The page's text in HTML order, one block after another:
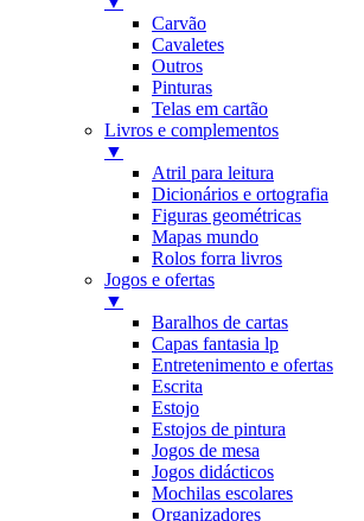
Carvão
Cavaletes
Outros
Pinturas
Telas em cartão
Livros e complementos
▼
Atril para leitura
Dicionários e ortografia
Figuras geométricas
Mapas mundo
Rolos forra livros
Jogos e ofertas
▼
Baralhos de cartas
Capas fantasia lp
Entretenimento e ofertas
Escrita
Estojo
Estojos de pintura
Jogos de mesa
Jogos didácticos
Mochilas escolares
Organizadores